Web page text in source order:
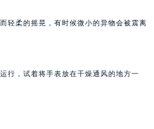
轻柔的摇晃，有时候微小的异物会被震离
行，试着将手表放在干燥通风的地方一